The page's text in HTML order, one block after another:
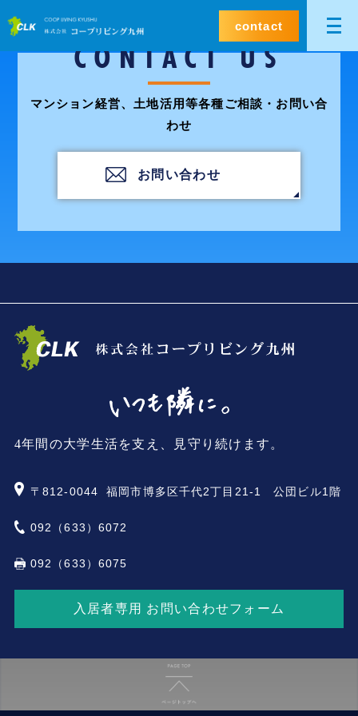
contact
CONTACT US
マンション経営、土地活用等各種ご相談・お問い合
わせ
お問い合わせ
4年間の大学生活を支え、見守り続けます。
〒812-0044 福岡市博多区千代2丁目21-1 公団ビル1階
092（633）6072
092（633）6075
入居者専用 お問い合わせフォーム